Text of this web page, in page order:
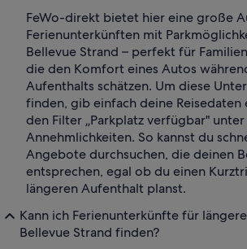
FeWo-direkt bietet hier eine große
Ferienunterkünften mit
Bellevue Strand – perfekt für
die den Komfort eines Autos
Aufenthalts schätzen. Um diese
finden, gib einfach deine
den Filter „Parkplatz verfügbar"
Annehmlichkeiten. So kannst du
Angebote durchsuchen, die deinen
entsprechen, egal ob du einen
längeren Aufenthalt planst.
Kann ich Ferienunterkünfte für
Bellevue Strand finden?